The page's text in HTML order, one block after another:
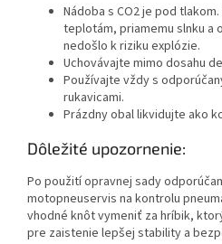
Nádoba s CO2 je pod
teplotám, priamemu slnku a
nedošlo k riziku explózie.
Uchovávajte mimo dosahu
Používajte vždy s
rukavicami.
Prázdny obal likvidujte ako
Dôležité upozornenie:
Po použití opravnej sady
motopneuservis na kontrolu
vhodné knôt vymeniť za hríbik,
pre zaistenie lepšej stability a